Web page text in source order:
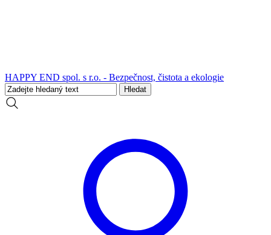
HAPPY END spol. s r.o. - Bezpečnost, čistota a ekologie